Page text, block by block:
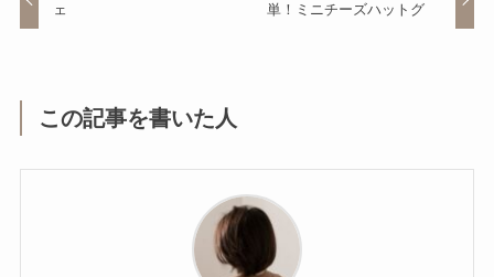
ェ
単！ミニチーズハットグ
この記事を書いた人